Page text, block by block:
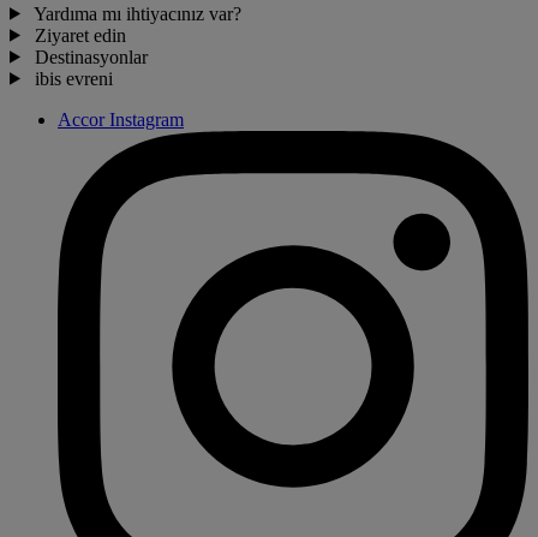
Yardıma mı ihtiyacınız var?
Ziyaret edin
Destinasyonlar
ibis evreni
Accor Instagram